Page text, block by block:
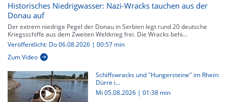
Historisches Niedrigwasser: Nazi-Wracks tauchen aus der
Donau auf
Der extrem niedrige Pegel der Donau in Serbien legt rund 20 deutsche
Kriegsschiffe aus dem Zweiten Weltkrieg frei. Die Wracks behi...
Veröffentlicht: Do 06.08.2026 | 00:57 min
Zum Video
Schiffswracks und "Hungersteine" im Rhein:
Dürre i...
Mi 05.08.2026 | 01:38 min